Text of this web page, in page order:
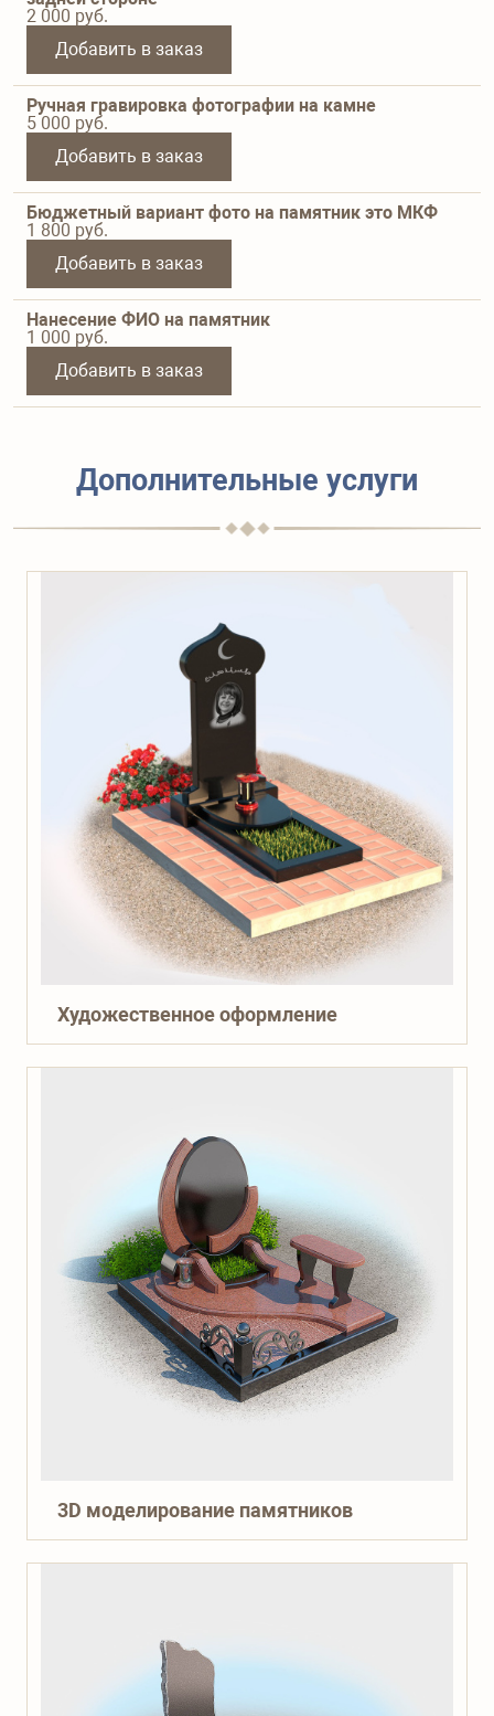
2 000 руб.
Добавить в заказ
Ручная гравировка фотографии на камне
5 000 руб.
Добавить в заказ
Бюджетный вариант фото на памятник это МКФ
1 800 руб.
Добавить в заказ
Нанесение ФИО на памятник
1 000 руб.
Добавить в заказ
Дополнительные услуги
Художественное оформление
3D моделирование памятников